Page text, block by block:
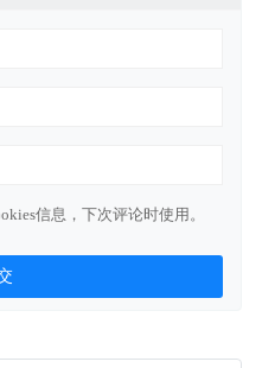
信息，下次评论时使用。